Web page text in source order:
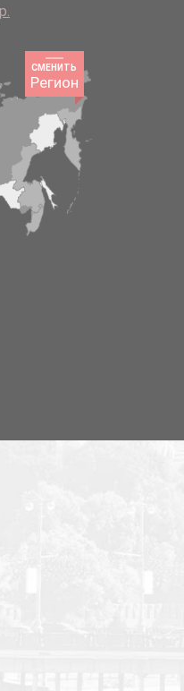
СМЕНИТЬ
Регион